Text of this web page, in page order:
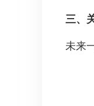
三、
未来